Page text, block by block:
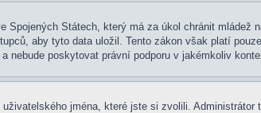
Spojených Státech, který má za úkol chránit
aby tyto data uložil. Tento zákon však platí
nebude poskytovat právní podporu v jakémkoliv
jména, které jste si zvolili.